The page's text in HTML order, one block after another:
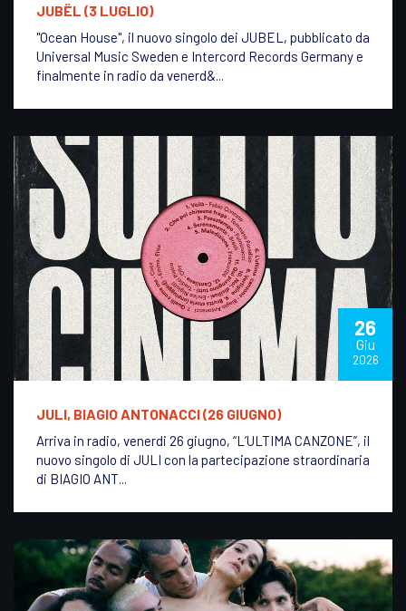
JUBËL (3 LUGLIO)
"Ocean House", il nuovo singolo dei JUBEL, pubblicato da
Universal Music Sweden e Intercord Records Germany e
finalmente in radio da venerd&...
26
Giu
2026
JULI, BIAGIO ANTONACCI (26 GIUGNO)
Arriva in radio, venerdi 26 giugno, “L’ULTIMA CANZONE”, il
nuovo singolo di JULI con la partecipazione straordinaria
di BIAGIO ANT...